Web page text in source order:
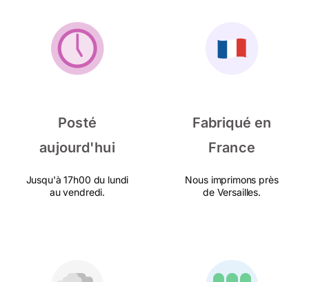
Posté
aujourd'hui
Jusqu'à 17h00 du lundi
au vendredi.
Fabriqué en
France
Nous imprimons près
de Versailles.